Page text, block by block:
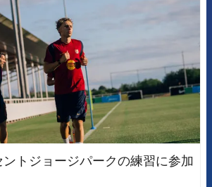
トジョージパークの練習に参加